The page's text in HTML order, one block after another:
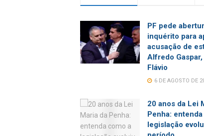
PF pede
inquérito para
acusação de
Alfredo
Flávio
6 DE AGOSTO DE
20 anos da Lei
Penha:
legislação